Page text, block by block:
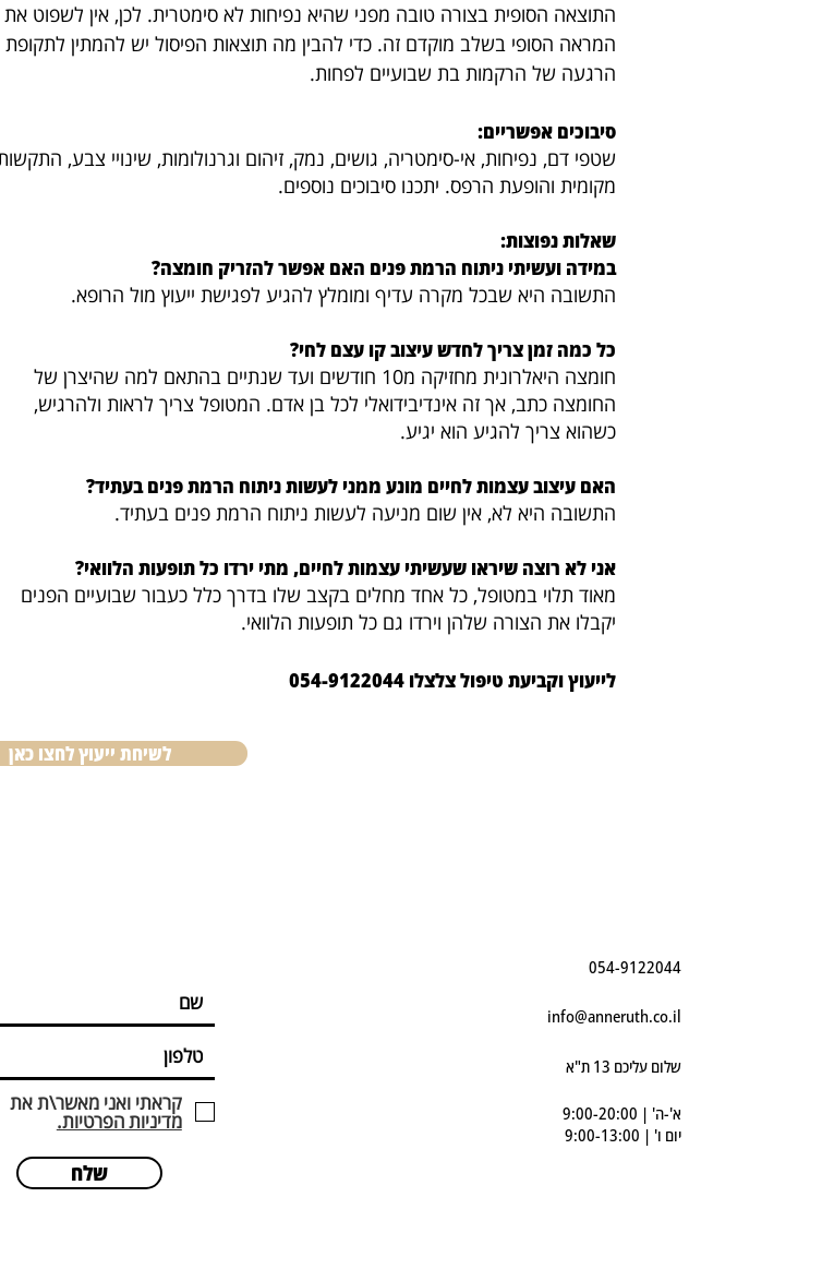
התוצאה הסופית בצורה טובה מפני שהיא נפיחות לא סימטרית. לכן, אין לשפוט את
המראה הסופי בשלב מוקדם זה. כדי להבין מה תוצאות הפיסול יש להמתין לתקופת
הרגעה של הרקמות בת שבועיים לפחות.
:סיבוכים אפשריים
שטפי דם, נפיחות, אי-סימטריה, גושים, נמק, זיהום וגרנולומות, שינויי צבע,
מקומית והופעת הרפס. יתכנו סיבוכים נוספים.
שאלות נפוצות:
במידה ועשיתי ניתוח הרמת פנים האם אפשר להזריק חומצה?
התשובה היא שבכל מקרה עדיף ומומלץ להגיע לפגישת ייעוץ מול הרופא.
כל כמה זמן צריך לחדש עיצוב קו עצם לחי?
חומצה היאלרונית מחזיקה מ10 חודשים ועד שנתיים בהתאם למה שהיצרן של
החומצה כתב, אך זה אינדיבידואלי לכל בן אדם. המטופל צריך לראות ולהרגיש,
כשהוא צריך להגיע הוא יגיע.
האם עיצוב עצמות לחיים מונע ממני לעשות ניתוח הרמת פנים בעתיד?
התשובה היא לא, אין שום מניעה לעשות ניתוח הרמת פנים בעתיד.
אני לא רוצה שיראו שעשיתי עצמות לחיים, מתי ירדו כל תופעות הלוואי?
מאוד תלוי במטופל, כל אחד מחלים בקצב שלו בדרך כלל כעבור שבועיים הפנים
יקבלו את הצורה שלהן וירדו גם כל תופעות הלוואי.
לייעוץ וקביעת טיפול צלצלו 054-9122044
לשיחת ייעוץ לחצו כאן
קראתי ואני מאשר\ת את
מדיניות הפרטיות.
שלח
054-9122044
info@anneruth.co.il
שלום עליכם 13 ת"א
א'-ה' | 9:00-20:00
יום ו' | 9:00-13:00